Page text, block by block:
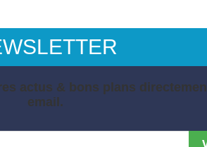
actus & bons plans
email.